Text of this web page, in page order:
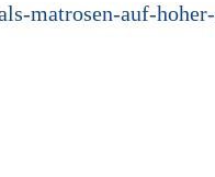
matrosen-auf-